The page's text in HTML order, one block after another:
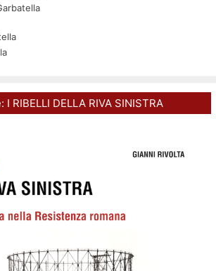
RIBELLI DELLA RIVA SINISTRA